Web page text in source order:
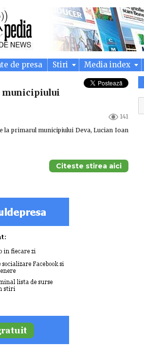
de presa Stiri Media index
municipiului
141
la primarul municipiului Deva, Lucian Ioan
Citeste stirea aici